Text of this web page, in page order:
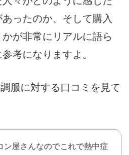
ったのか、そして購入
が非常にリアルに語ら
考になりますよ。
服に対する口コミを見て
ン屋さんなのでこれで熱中症